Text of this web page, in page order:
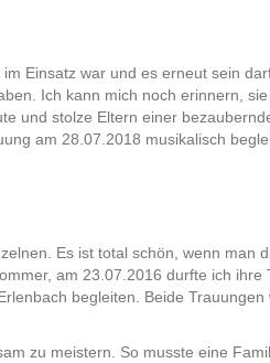
Einsatz war und es erneut sein
Ich kann mich noch erinnern,
und stolze Eltern einer
am 28.07.2018 musikalisch
Es ist total schön, wenn man
am 23.07.2016 durfte ich ihre
begleiten. Beide Trauungen
zu meistern. So musste eine